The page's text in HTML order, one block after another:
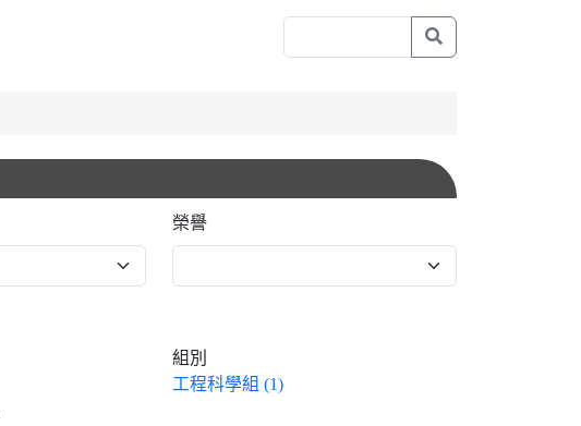
榮譽
組別
工程科學組 (1)